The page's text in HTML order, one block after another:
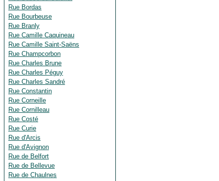
Rue Bordas
Rue Bourbeuse
Rue Branly
Rue Camille Caquineau
Rue Camille Saint-Saëns
Rue Champcorbon
Rue Charles Brune
Rue Charles Péguy
Rue Charles Sandré
Rue Constantin
Rue Corneille
Rue Cornilleau
Rue Costé
Rue Curie
Rue d'Arcis
Rue d'Avignon
Rue de Belfort
Rue de Bellevue
Rue de Chaulnes